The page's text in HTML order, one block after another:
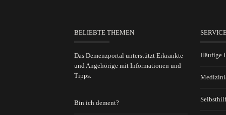
BELIEBTE THEMEN
Das Demenzportal unterstützt Erkrankte
und Angehörige mit Informationen und
Tipps.
Bin ich dement?
Häufige